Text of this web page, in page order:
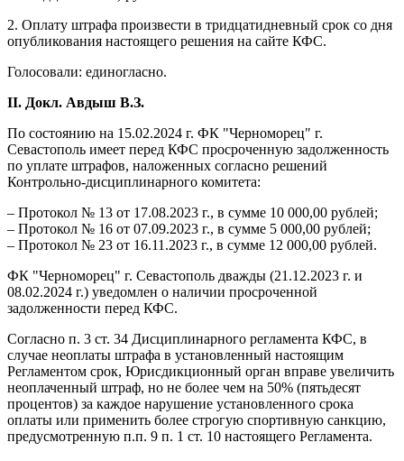
2. Оплату штрафа произвести в тридцатидневный срок со дня
опубликования настоящего решения на сайте КФС.
Голосовали: единогласно.
II. Докл. Авдыш В.З.
По состоянию на 15.02.2024 г. ФК "Черноморец" г.
Севастополь имеет перед КФС просроченную задолженность
по уплате штрафов, наложенных согласно решений
Контрольно-дисциплинарного комитета:
– Протокол № 13 от 17.08.2023 г., в сумме 10 000,00 рублей;
– Протокол № 16 от 07.09.2023 г., в сумме 5 000,00 рублей;
– Протокол № 23 от 16.11.2023 г., в сумме 12 000,00 рублей.
ФК "Черноморец" г. Севастополь дважды (21.12.2023 г. и
08.02.2024 г.) уведомлен о наличии просроченной
задолженности перед КФС.
Согласно п. 3 ст. 34 Дисциплинарного регламента КФС, в
случае неоплаты штрафа в установленный настоящим
Регламентом срок, Юрисдикционный орган вправе увеличить
неоплаченный штраф, но не более чем на 50% (пятьдесят
процентов) за каждое нарушение установленного срока
оплаты или применить более строгую спортивную санкцию,
предусмотренную п.п. 9 п. 1 ст. 10 настоящего Регламента.